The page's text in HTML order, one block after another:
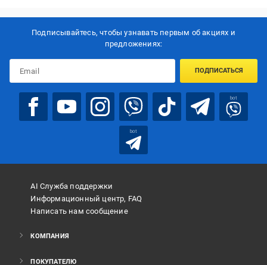
Подписывайтесь, чтобы узнавать первым об акцияx и
предложениях:
ПОДПИСАТЬСЯ
bot
bot
AI Служба поддержки
Информационный центр, FAQ
Написать нам сообщение
КОМПАНИЯ
ПОКУПАТЕЛЮ